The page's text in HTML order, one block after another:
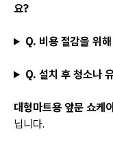
요?
Q. 비용 절감을 위
Q. 설치 후 청소나
대형마트용 앞문 쇼케
닙니다.